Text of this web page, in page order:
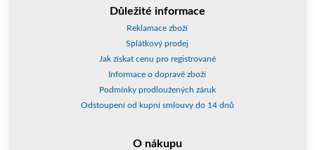
Důležité informace
Reklamace zboží
Splátkový prodej
Jak získat cenu pro registrované
Informace o dopravě zboží
Podmínky prodloužených záruk
Odstoupení od kupní smlouvy do 14 dnů
O nákupu